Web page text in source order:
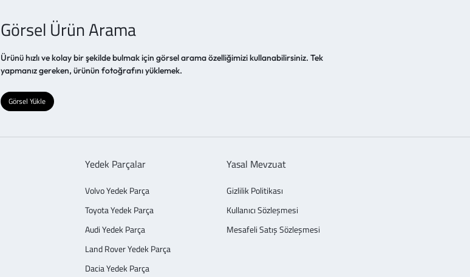
Görsel Ürün Arama
Ürünü hızlı ve kolay bir şekilde bulmak için görsel arama özelliğimizi kullanabilirsiniz. Tek
yapmanız gereken, ürünün fotoğrafını yüklemek.
Görsel Yükle
Yedek Parçalar
Volvo Yedek Parça
Toyota Yedek Parça
Audi Yedek Parça
Land Rover Yedek Parça
Dacia Yedek Parça
Yasal Mevzuat
Gizlilik Politikası
Kullanıcı Sözleşmesi
Mesafeli Satış Sözleşmesi